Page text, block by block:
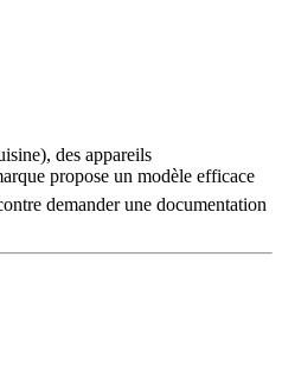
des appareils
propose un modèle efficace
de nombreux avantages tels que
de la clientèle, renforçant
des colis à domicile. Le
demander une documentation